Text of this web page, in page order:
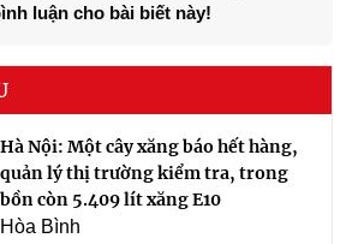
luận cho bài biết này!
Hà Nội: Một cây xăng báo hết hàng,
quản lý thị trường kiểm tra, trong
bồn còn 5.409 lít xăng E10
Hòa Bình